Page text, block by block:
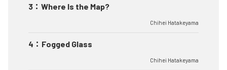
3 ： Where Is the Map?
Chihei Hatakeyama
4 ： Fogged Glass
Chihei Hatakeyama